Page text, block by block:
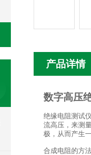
产品详情
数字高压
绝缘电阻测试
流高压，来测
极，从而产生
合成电阻的方